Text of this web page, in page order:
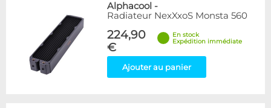
Alphacool -
Radiateur NexXxoS Monsta 560
224,90
€
En stock
Expédition immédiate
Ajouter au panier